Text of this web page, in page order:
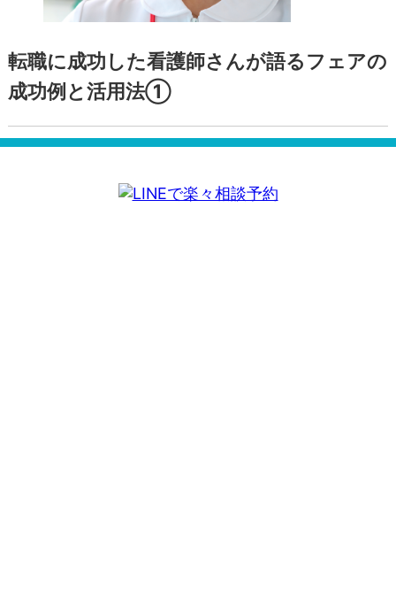
転職に成功した看護師さんが語るフェアの
成功例と活用法①